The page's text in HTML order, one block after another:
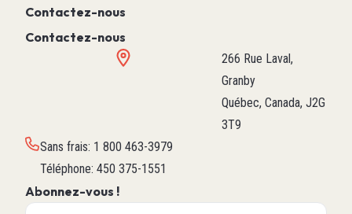
Contactez-nous
Contactez-nous
266 Rue Laval,
Granby
Québec, Canada, J2G
3T9
Sans frais: 1 800 463-3979
Téléphone: 450 375-1551
Abonnez-vous !